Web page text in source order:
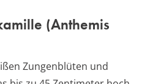
(Anthemis
Zungenblüten und